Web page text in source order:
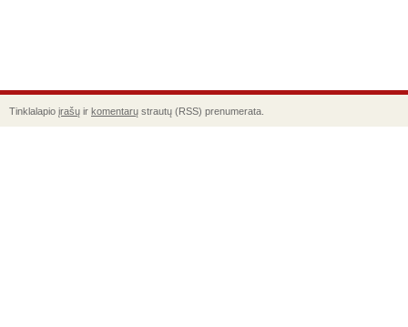
Tinklalapio įrašų ir komentarų strautų (RSS) prenumerata.